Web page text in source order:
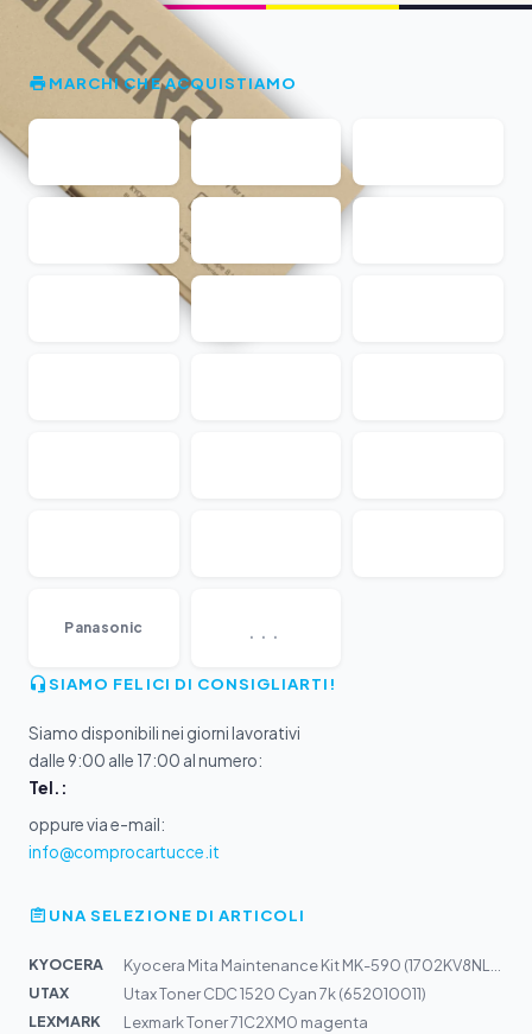
MARCHI CHE ACQUISTIAMO
Panasonic ...
SIAMO FELICI DI CONSIGLIARTI!
Siamo disponibili nei giorni lavorativi
dalle 9:00 alle 17:00 al numero:
Tel.:
oppure via e-mail:
info@comprocartucce.it
UNA SELEZIONE DI ARTICOLI
KYOCERA
UTAX
Utax Toner CDC 1520 Cyan 7k (652010011)
LEXMARK
Lexmark Toner 71C2XM0 magenta